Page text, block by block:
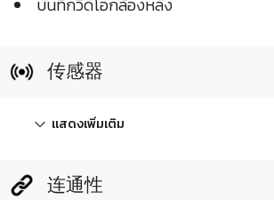
บันทึกวิดีโอกล้องหลัง
传感器
แสดงเพิ่มเติม
连通性